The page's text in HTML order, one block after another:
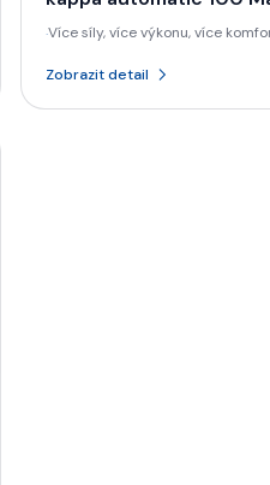
·Více síly, více výkonu, více
Zobrazit detail